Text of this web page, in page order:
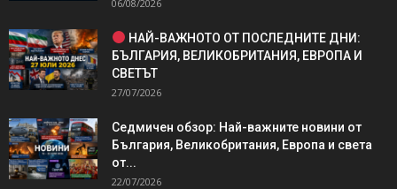
06/08/2026
НАЙ-ВАЖНОТО ОТ ПОСЛЕДНИТЕ ДНИ:
БЪЛГАРИЯ, ВЕЛИКОБРИТАНИЯ, ЕВРОПА И
СВЕТЪТ
27/07/2026
Седмичен обзор: Най-важните новини от
България, Великобритания, Европа и света
от...
22/07/2026